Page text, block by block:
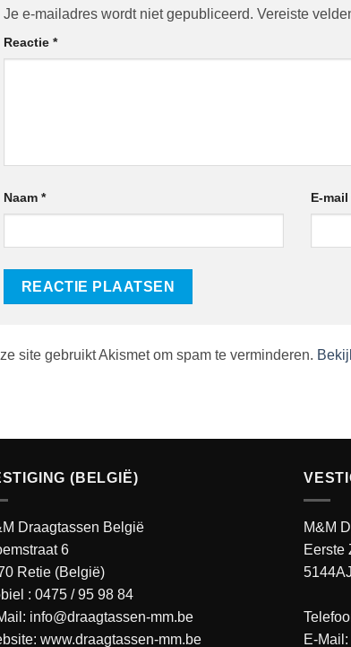
Je e-mailadres wordt niet gepubliceerd. Vereiste
Reactie *
Naam * E-
site gebruikt Akismet om spam te verminderen.
(BELGIË)
Draagtassen België
6
Retie (België)
: 0475 / 95 98 84
info@draagtassen-mm.be
www.draagtassen-mm.be
M&M
Eerste
E-